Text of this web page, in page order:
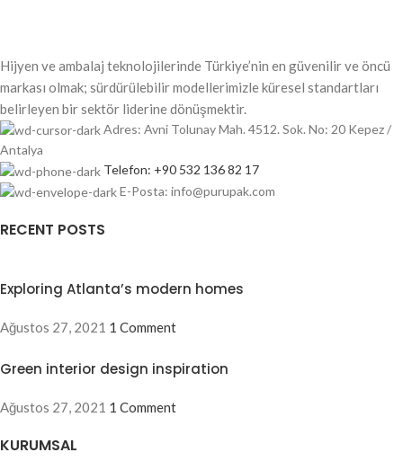
Hijyen ve ambalaj teknolojilerinde Türkiye’nin en güvenilir ve öncü
markası olmak; sürdürülebilir modellerimizle küresel standartları
belirleyen bir sektör liderine dönüşmektir.
Adres: Avni Tolunay Mah. 4512. Sok. No: 20 Kepez /
Antalya
Telefon: +90 532 136 82 17
E-Posta: info@purupak.com
RECENT POSTS
Exploring Atlanta’s modern homes
Ağustos 27, 2021 1 Comment
Green interior design inspiration
Ağustos 27, 2021 1 Comment
KURUMSAL